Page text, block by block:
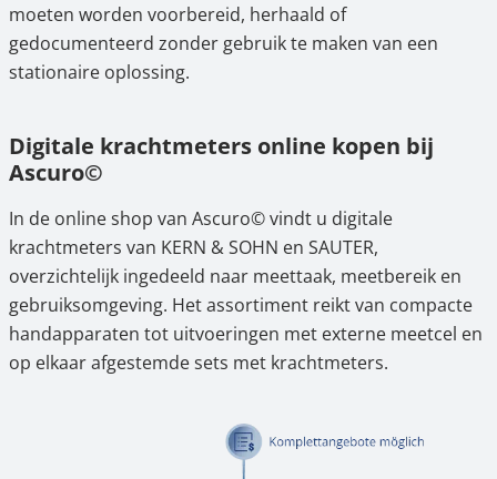
moeten worden voorbereid, herhaald of
gedocumenteerd zonder gebruik te maken van een
stationaire oplossing.
Digitale krachtmeters online kopen bij
Ascuro©
In de online shop van Ascuro© vindt u digitale
krachtmeters van KERN & SOHN en SAUTER,
overzichtelijk ingedeeld naar meettaak, meetbereik en
gebruiksomgeving. Het assortiment reikt van compacte
handapparaten tot uitvoeringen met externe meetcel en
op elkaar afgestemde sets met krachtmeters.